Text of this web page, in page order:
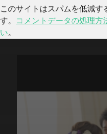
このサイトはスパムを低減
す。
コメントデータの処理方
い。